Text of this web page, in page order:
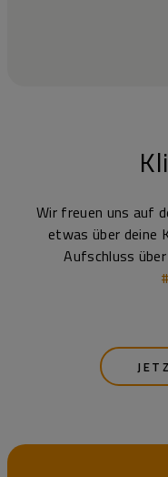
Wir freuen uns auf
etwas über deine
Aufschluss